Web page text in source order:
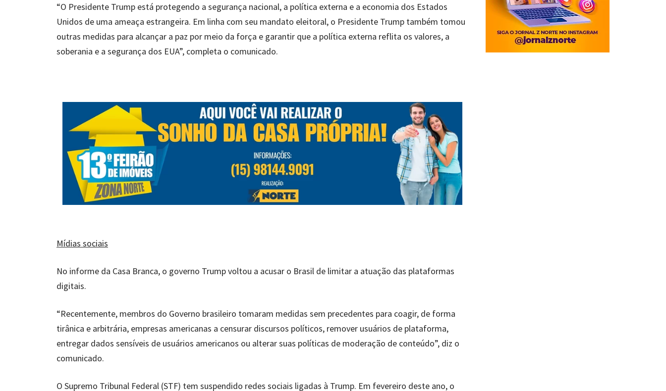
“O Presidente Trump está protegendo a segurança nacional, a política externa e a economia dos Estados
Unidos de uma ameaça estrangeira. Em linha com seu mandato eleitoral, o Presidente Trump também tomou
outras medidas para alcançar a paz por meio da força e garantir que a política externa reflita os valores, a
soberania e a segurança dos EUA”, completa o comunicado.
Mídias sociais
No informe da Casa Branca, o governo Trump voltou a acusar o Brasil de limitar a atuação das plataformas
digitais.
“Recentemente, membros do Governo brasileiro tomaram medidas sem precedentes para coagir, de forma
tirânica e arbitrária, empresas americanas a censurar discursos políticos, remover usuários de plataforma,
entregar dados sensíveis de usuários americanos ou alterar suas políticas de moderação de conteúdo”, diz o
comunicado.
O Supremo Tribunal Federal (STF) tem suspendido redes sociais ligadas à Trump. Em fevereiro deste ano, o